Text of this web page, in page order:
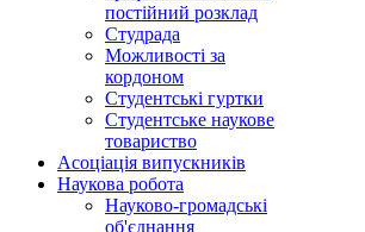
постійний розклад
Студрада
Можливості за
кордоном
Студентські гуртки
Студентське наукове
товариство
Асоціація випускників
Наукова робота
Науково-громадські
об'єднання